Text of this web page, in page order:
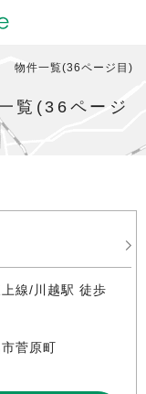
物件一覧(36ページ目)
覧(36ページ
線/川越駅 徒歩
菅原町